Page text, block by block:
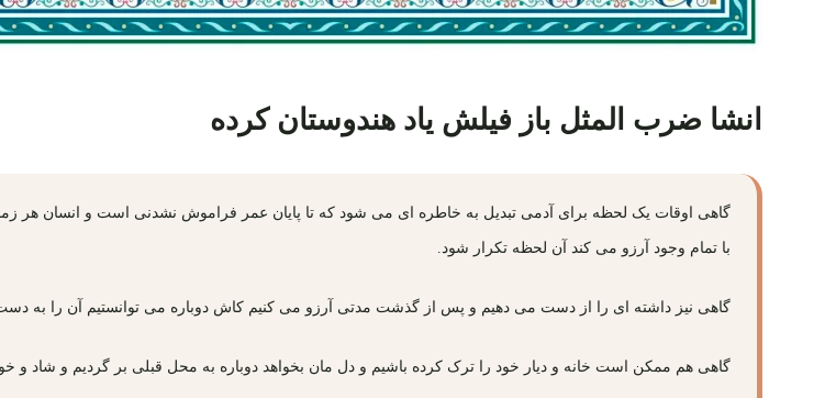
انشا ضرب المثل باز فیلش یاد هندوستان کرده
گاهی اوقات یک لحظه برای آدمی تبدیل به خاطره ای می شود که تا پایان عمر فراموش نشدنی است و انسان هر
با تمام وجود آرزو می کند آن لحظه تکرار شود.
گاهی نیز داشته ای را از دست می دهیم و پس از گذشت مدتی آرزو می کنیم کاش دوباره می توانستیم آن را به دست
گاهی هم ممکن است خانه و دیار خود را ترک کرده باشیم و دل مان بخواهد دوباره به محل قبلی بر گردیم و شاد و